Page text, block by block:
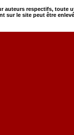
auteurs respectifs,
sur le site peut être